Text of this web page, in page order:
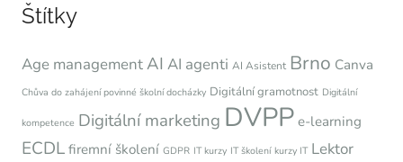
Štítky
Age managementAI AI agenti AI Asistent Brno Canva
Chůva do zahájení povinné školní docházky Digitální gramotnost Digitální
kompetence Digitální marketing DVPP e-learning
ECDL firemní školení GDPR IT kurzy IT školení kurzy IT Lektor